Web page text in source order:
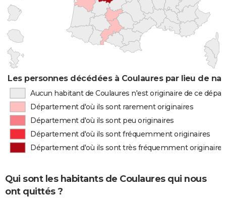
Les personnes décédées à Coulaures par lieu de
Aucun habitant de Coulaures n'est originaire de ce
Département d'où ils sont rarement originaires
Département d'où ils sont peu originaires
Département d'où ils sont fréquemment originaires
Département d'où ils sont très fréquemment originaires
Qui sont les habitants de Coulaures qui nous
ont quittés ?